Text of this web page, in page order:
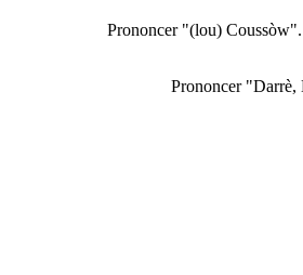
Prononcer "(lou)
Prononcer "Darrè,